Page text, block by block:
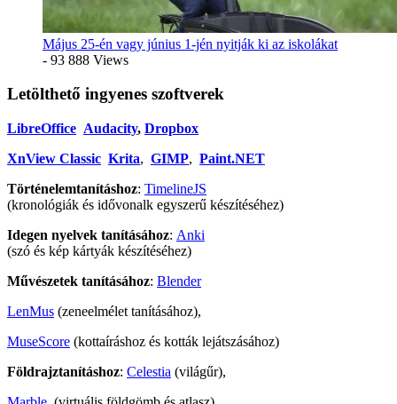
Május 25-én vagy június 1-jén nyitják ki az iskolákat
- 93 888 Views
Letölthető ingyenes szoftverek
LibreOffice Audacity, Dropbox
XnView Classic Krita, GIMP, Paint.NET
Történelemtanításhoz: TimelineJS
(kronológiák és idővonalk egyszerű készítéséhez)
Idegen nyelvek tanításához: Anki
(szó és kép kártyák készítéséhez)
Művészetek tanításához: Blender
LenMus (zeneelmélet tanításához),
MuseScore (kottaíráshoz és kották lejátszásához)
Földrajztanításhoz: Celestia (világűr),